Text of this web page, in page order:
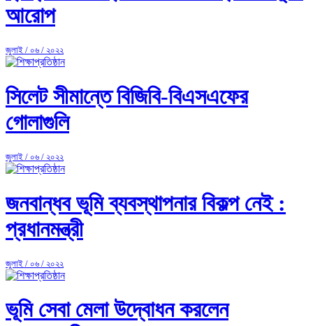
আরোপ
জুলাই / ০৬ / ২০২২
সিলেট সীমান্তে বিজিবি-বিএসএফের
গোলাগুলি
জুলাই / ০৬ / ২০২২
জনবান্ধব ভূমি ব্যবস্থাপনার বিকল্প নেই :
প্রধানমন্ত্রী
জুলাই / ০৬ / ২০২২
ভূমি সেবা মেলা উদ্বোধন করলেন